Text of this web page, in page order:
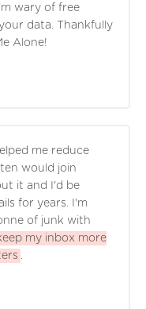
wary of free
data. Thankfully
Alone!
me reduce
would join
it and I'd be
for years. I'm
of junk with
my inbox more